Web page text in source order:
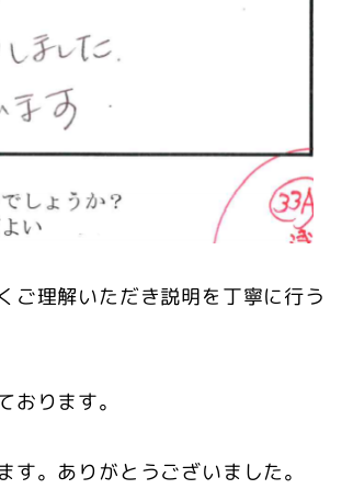
ご理解いただき説明を丁寧に行う
ります。
。ありがとうございました。